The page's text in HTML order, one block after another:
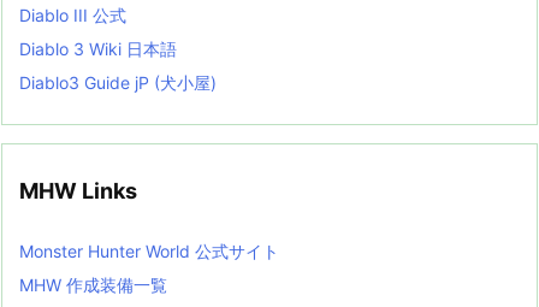
Diablo III 公式
Diablo 3 Wiki 日本語
Diablo3 Guide jP (犬小屋)
MHW Links
Monster Hunter World 公式サイト
MHW 作成装備一覧